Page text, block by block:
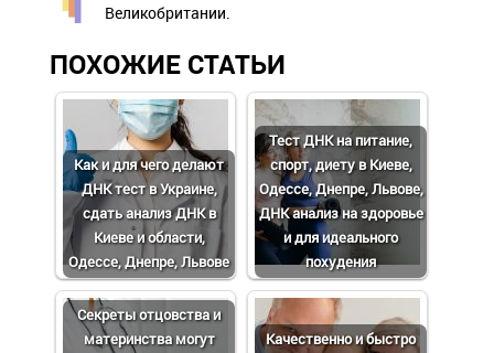
Великобритании.
ПОХОЖИЕ СТАТЬИ
Как и для чего делают
ДНК тест в Украине,
сдать анализ ДНК в
Киеве и области,
Одессе, Днепре, Львове
Тест ДНК на питание,
спорт, диету в Киеве,
Одессе, Днепре, Львове,
ДНК анализ на здоровье
и для идеального
похудения
Cекреты отцовства и
материнства могут
Качественно и быстро